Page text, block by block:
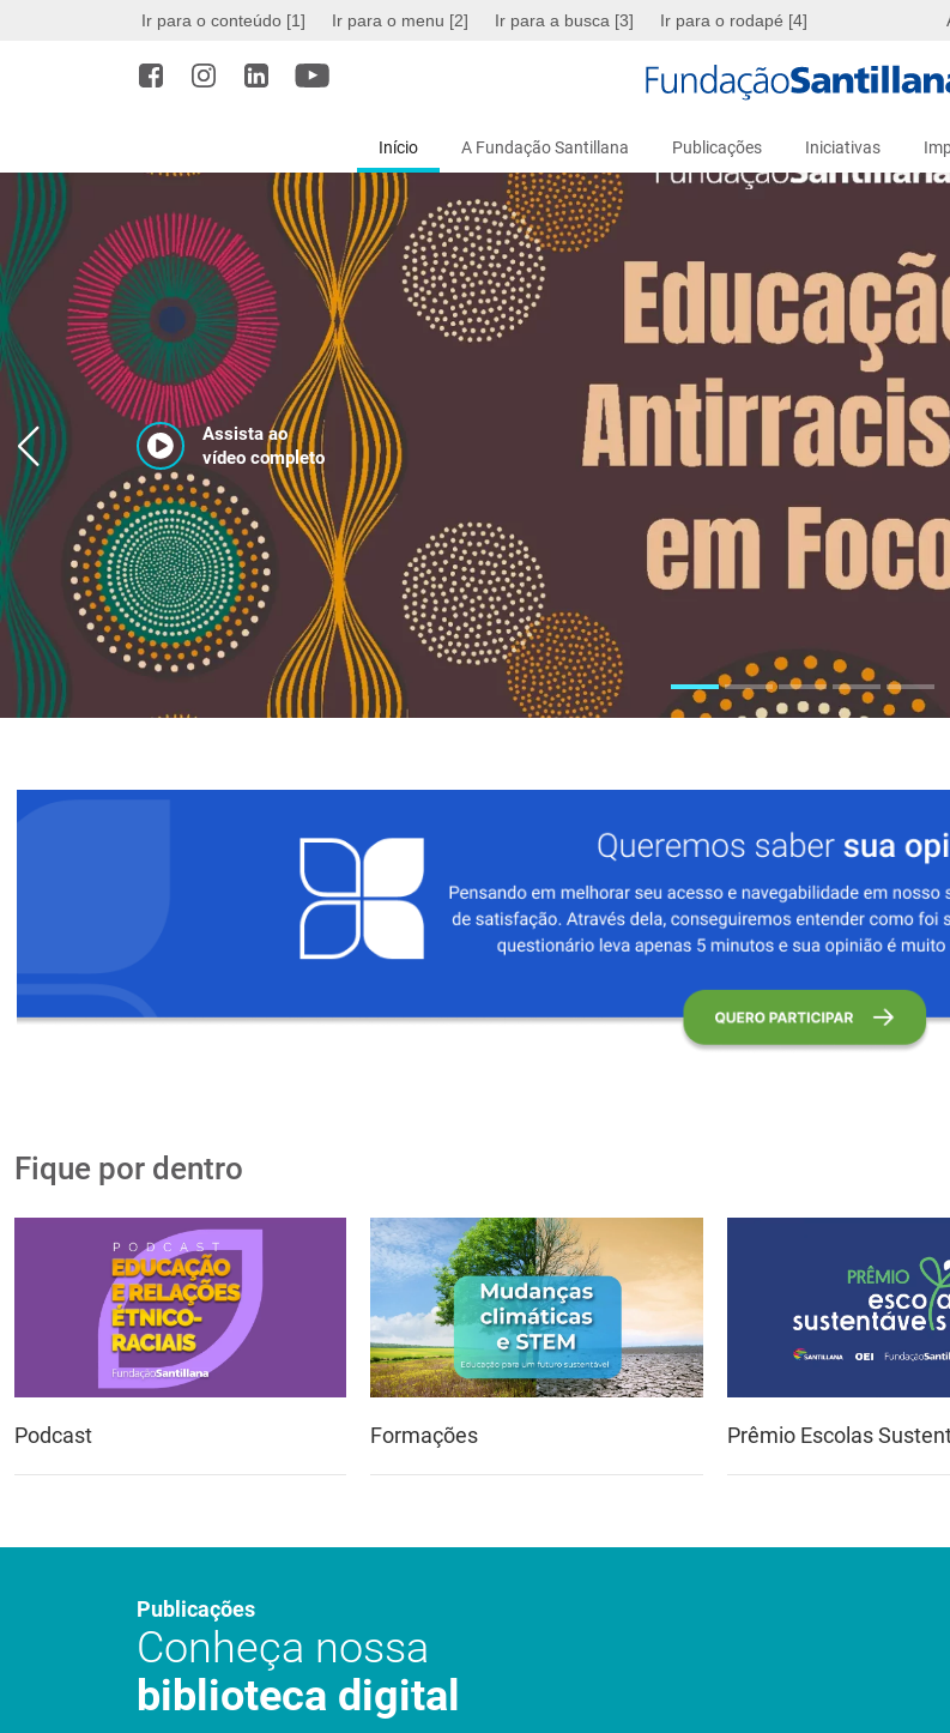
Ir para o conteúdo [1] Ir para o menu [2] Ir para a busca [3] Ir para o rodapé [4]
Início A Fundação Santillana Publicações Iniciativas
Assista ao
vídeo completo
Fique por dentro
Podcast Formações Prêmio Escolas
Publicações
Conheça nossa
biblioteca digital